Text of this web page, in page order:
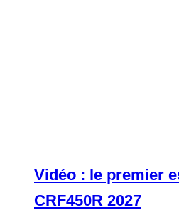
Vidéo : le premier
CRF450R 2027